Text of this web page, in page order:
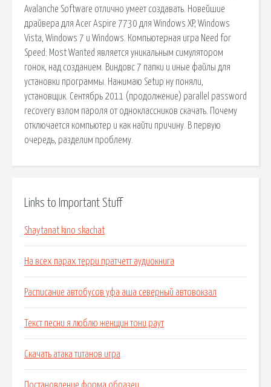
Avalanche Software отлично умеет создавать. Новейшие
драйвера для Acer Aspire 7730 для Windows XP, Windows
Vista, Windows 7 и Windows. Компьютерная игра Need for
Speed: Most Wanted является уникальным симулятором
гонок, над созданием. Виндовс 7 папки и иные файлы для
установки программы. Нажимаю Setup ну поняли,
установщик. Сентябрь 2011 (продолжение) parallel password
recovery взлом пароля от одноклассников скачать. Почему
отключается компьютер и как найти причину. В первую
очередь, разделим проблему.
Links to Important Stuff
Shaytanat kino skachat
На всех парах терри пратчетт аудиокнига
Расписание автобусов уфа аша северный автовокзал
Текст песни я люблю женщин тони раут
Скачать атака титанов игра